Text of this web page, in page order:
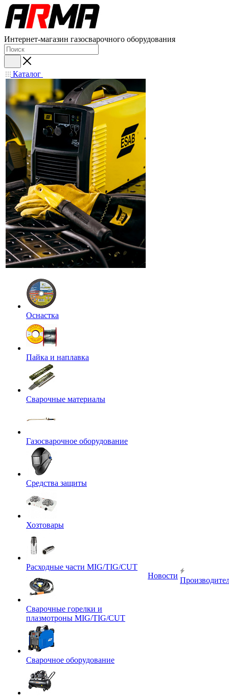
Интернет-магазин газосварочного оборудования
Каталог
Оснастка
Пайка и наплавка
Сварочные материалы
Газосварочное оборудование
Средства защиты
Хозтовары
Расходные части MIG/TIG/CUT
Сварочные горелки и
плазмотроны MIG/TIG/CUT
Сварочное оборудование
Новости